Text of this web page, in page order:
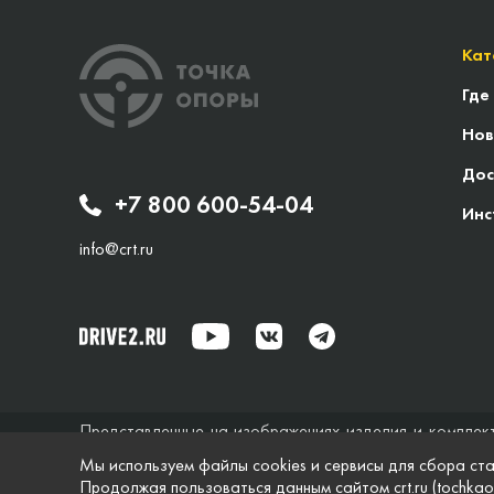
+7 800 600-54-04
info@crt.ru
Представленные на изображениях изделия и
исключительно справочный характер и ни при каких
не дает гарантий по поводу своевременности,
Мы используем файлы cookies и сервисы для сбора
Продолжая пользоваться данным сайтом crt.ru